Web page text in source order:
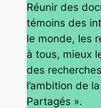
Réunir des
témoins des
le monde, les
à tous, mieux
des
l’ambition de
Partagés ».